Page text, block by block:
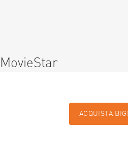
MovieStar
ACQUISTA